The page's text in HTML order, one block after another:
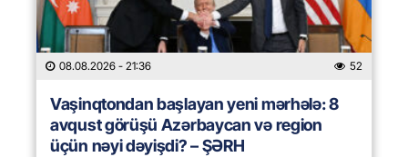
08.08.2026 - 21:36 52
Vaşinqtondan başlayan yeni mərhələ: 8
avqust görüşü Azərbaycan və region
üçün nəyi dəyişdi? – ŞƏRH